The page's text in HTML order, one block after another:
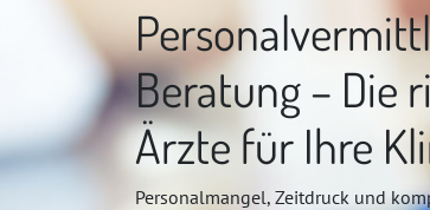
Beratung – Die
Ärzte für Ihre
Personalmangel, Zeitdruck und